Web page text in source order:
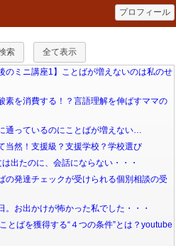
のミニ講座1】ことばが増えないのは私のせ
素を消費する！？言語理解を伸ばすママの
通っているのにことばが増えない…
当然！支援級？支援学校？学校選び
出たのに、会話にならない・・・
の発達チェックが受けられる個別相談の受
お出かけが怖かった私でした・・・
とばを獲得する“４つの条件”とは？youtube